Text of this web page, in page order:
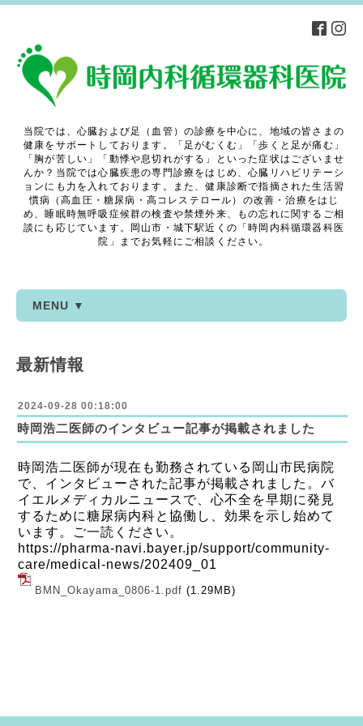
当院では、心臓および足（血管）の診療を中心に、地域の皆さまの
健康をサポートしております。「足がむくむ」「歩くと足が痛む」
「胸が苦しい」「動悸や息切れがする」といった症状はございませ
んか？当院では心臓疾患の専門診療をはじめ、心臓リハビリテーシ
ョンにも力を入れております。また、健康診断で指摘された生活習
慣病（高血圧・糖尿病・高コレステロール）の改善・治療をはじ
め、睡眠時無呼吸症候群の検査や禁煙外来、もの忘れに関するご相
談にも応じています。岡山市・城下駅近くの「時岡内科循環器科医
院」までお気軽にご相談ください。
MENU ▼
最新情報
2024-09-28 00:18:00
時岡浩二医師のインタビュー記事が掲載されました
時岡浩二医師が現在も勤務されている岡山市民病院
で、インタビューされた記事が掲載されました。バ
イエルメディカルニュースで、心不全を早期に発見
するために糖尿病内科と協働し、効果を示し始めて
います。ご一読ください。
https://pharma-navi.bayer.jp/support/community-
care/medical-news/202409_01
BMN_Okayama_0806-1.pdf (1.29MB)